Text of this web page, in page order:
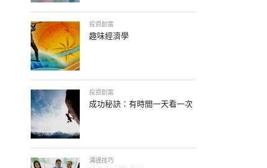
投資創富
趣味經濟學
投資創富
成功秘訣：有時間一天看一次
溝通技巧